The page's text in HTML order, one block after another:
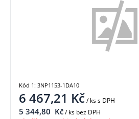
6 467,21 Kč/ kss DPH
5 344,80 Kč/ ks bez DPH
Kód 1: 3NP1153-1DA10